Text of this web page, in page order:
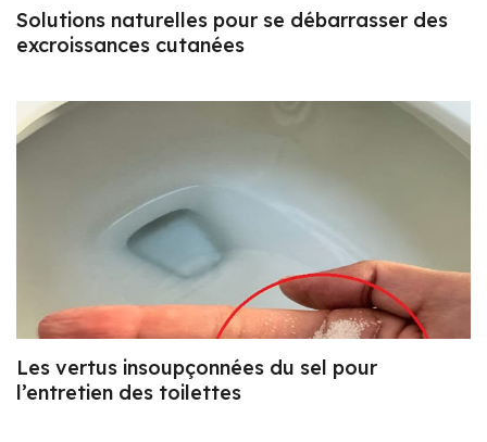
Solutions naturelles pour se débarrasser des
excroissances cutanées
Les vertus insoupçonnées du sel pour
l’entretien des toilettes